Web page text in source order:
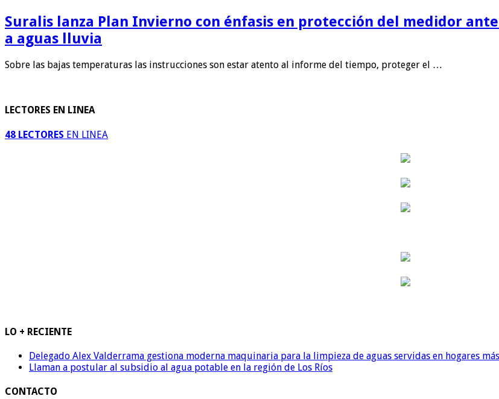
Suralis lanza Plan Invierno con énfasis en protección del medidor
a aguas lluvia
Sobre las bajas temperaturas las instrucciones son estar atento al informe del tiempo, proteger el …
LECTORES EN LINEA
48 LECTORES EN LINEA
LO + RECIENTE
Delegado Alex Valderrama gestiona moderna maquinaria para la limpieza de aguas servidas en hogares
Llaman a postular al subsidio al agua potable en la región de Los Ríos
CONTACTO